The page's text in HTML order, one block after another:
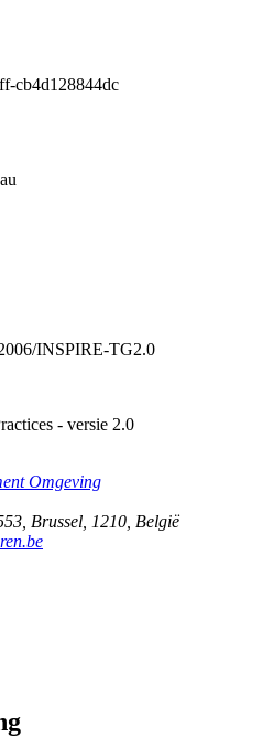
cb4d128844dc
INSPIRE-TG2.0
- versie 2.0
Omgeving
Brussel 1210 België